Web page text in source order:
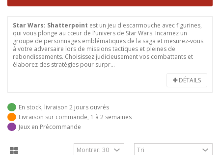
Star Wars: Shatterpoint est un jeu d'escarmouche avec figurines,
qui vous plonge au cœur de l'univers de Star Wars. Incarnez un
groupe de personnages emblématiques de la saga et mesurez-vous
à votre adversaire lors de missions tactiques et pleines de
rebondissements. Choisissez judicieusement vos combattants et
élaborez des stratégies pour surpr...
DÉTAILS
En stock, livraison 2 jours ouvrés
Livraison sur commande, 1 à 2 semaines
Jeux en Précommande